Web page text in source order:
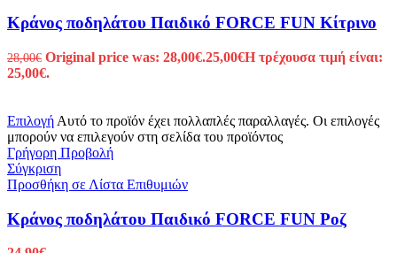
Κράνος ποδηλάτου Παιδικό FORCE FUN Κίτρινο
28,00€ Original price was: 28,00€.25,00€Η τρέχουσα τιμή είναι:
25,00€.
Επιλογή Αυτό το προϊόν έχει πολλαπλές παραλλαγές. Οι επιλογές
μπορούν να επιλεγούν στη σελίδα του προϊόντος
Γρήγορη Προβολή
Σύγκριση
Προσθήκη σε Λίστα Επιθυμιών
Κράνος ποδηλάτου Παιδικό FORCE FUN Ροζ